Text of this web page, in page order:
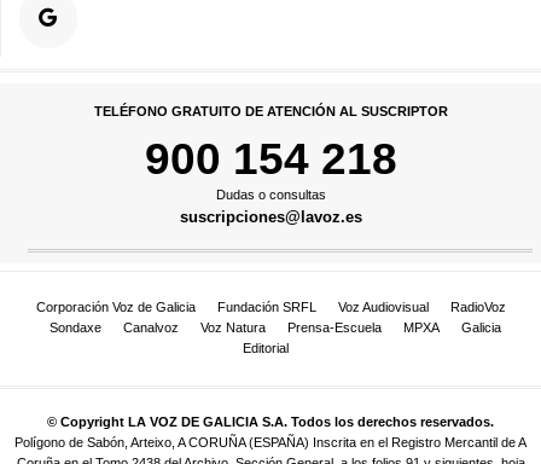
TELÉFONO GRATUITO DE ATENCIÓN AL SUSCRIPTOR
900 154 218
Dudas o consultas
suscripciones@lavoz.es
Corporación Voz de Galicia Fundación SRFL Voz Audiovisual
RadioVoz
Sondaxe
Canalvoz Voz Natura Prensa-Escuela MPXA
Galicia
Editorial
© Copyright LA VOZ DE GALICIA S.A. Todos los derechos reservados.
Polígono de Sabón, Arteixo, A CORUÑA (ESPAÑA) Inscrita en el Registro Mercantil de A